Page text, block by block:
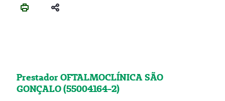
Prestador OFTALMOCLÍNICA SÃO
GONÇALO (55004164-2)